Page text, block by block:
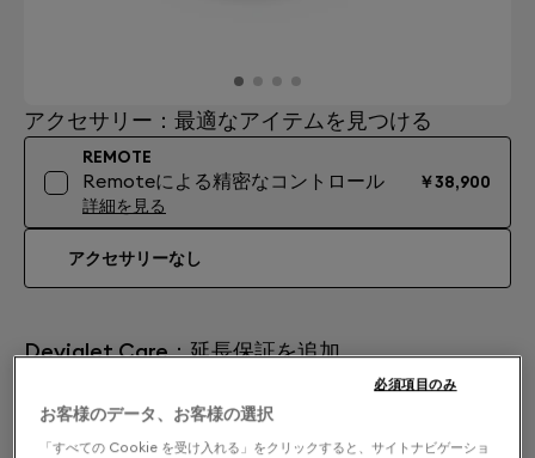
アクセサリー：最適なアイテムを見つける
REMOTE
Remoteによる精密なコントロール
詳細を見る
￥38,900
アクセサリーなし
Devialet Care：延長保証を追加
あなたの製品を保護しましょう
詳細を見る
お客様のデータ、お客様の選択
「すべての Cookie を受け入れる」をクリックすると、サイトナビゲーショ
必須項目のみ